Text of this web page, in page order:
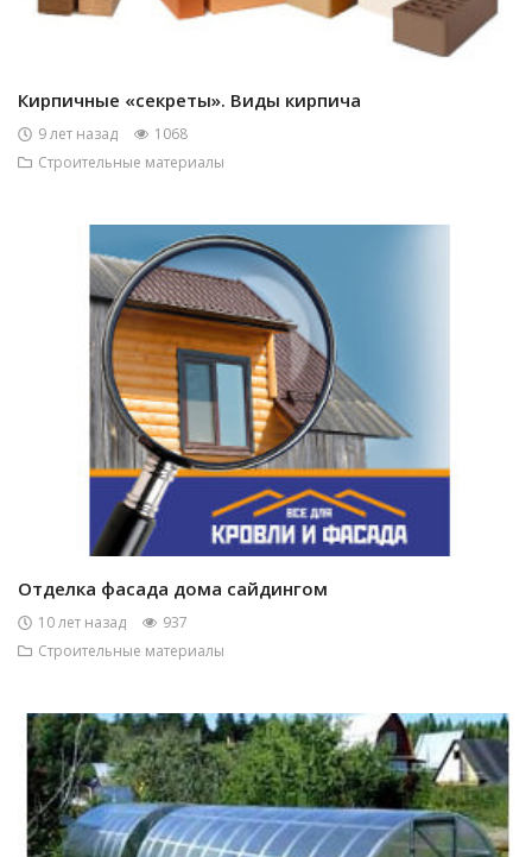
Кирпичные «секреты». Виды кирпича
9 лет назад
1068
Строительные материалы
Отделка фасада дома сайдингом
10 лет назад
937
Строительные материалы